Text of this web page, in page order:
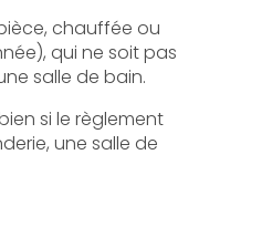
chauffée ou
qui ne soit pas
salle de bain.
si le règlement
une salle de